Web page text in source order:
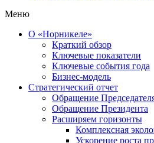
Меню
О «Норникеле»
Краткий обзор
Ключевые показатели
Ключевые события года
Бизнес-модель
Стратегический отчет
Обращение
Обращение Президента
Расширяем горизонты
Комплексная
Ускорение роста